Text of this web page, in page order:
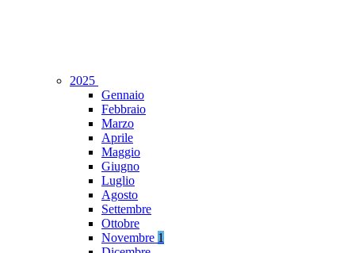
2025
Gennaio
Febbraio
Marzo
Aprile
Maggio
Giugno
Luglio
Agosto
Settembre
Ottobre
Novembre 1